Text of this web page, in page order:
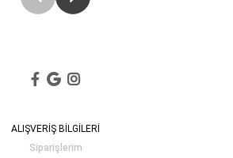
ALIŞVERİŞ BİLGİLERİ
Siparişlerim